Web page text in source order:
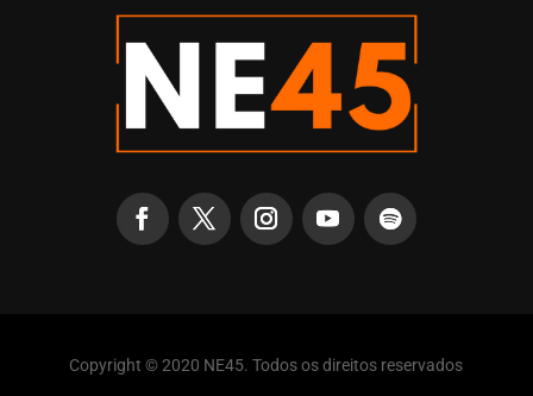
Copyright © 2020 NE45. Todos os direitos reservados